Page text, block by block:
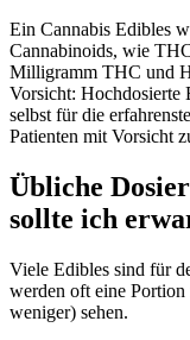
Ein Cannabis Edibles
Cannabinoids, wie
Milligramm THC und
Vorsicht: Hochdosierte
selbst für die
Patienten mit Vorsicht
Übliche
sollte ich
Viele Edibles sind für
werden oft eine
weniger) sehen.